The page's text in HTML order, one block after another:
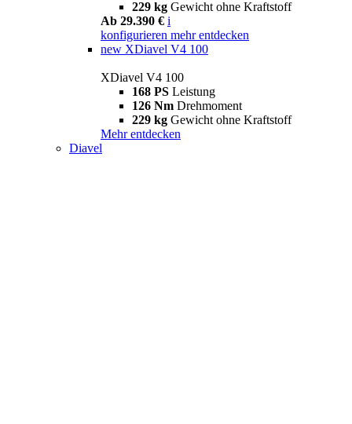
229 kg Gewicht ohne Kraftstoff
Ab 29.390 € i
konfigurieren mehr entdecken
new XDiavel V4 100
XDiavel V4 100
168 PS Leistung
126 Nm Drehmoment
229 kg Gewicht ohne Kraftstoff
Mehr entdecken
Diavel